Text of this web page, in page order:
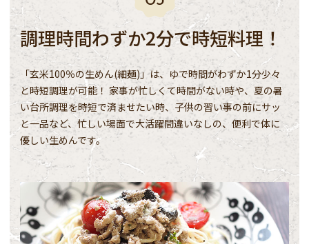
調理時間わずか2分で時短料理！
「玄米100％の生めん(細麺)」は、ゆで時間がわずか1分少々
と時短調理が可能！ 家事が忙しくて時間がない時や、夏の暑
い台所調理を時短で済ませたい時、子供の習い事の前にサッ
と一品など、忙しい場面で大活躍間違いなしの、便利で体に
優しい生めんです。